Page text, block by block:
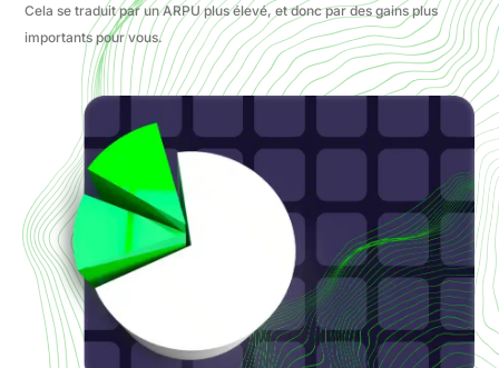
Cela se traduit par un ARPU plus élevé, et donc par des gains plus
importants pour vous.